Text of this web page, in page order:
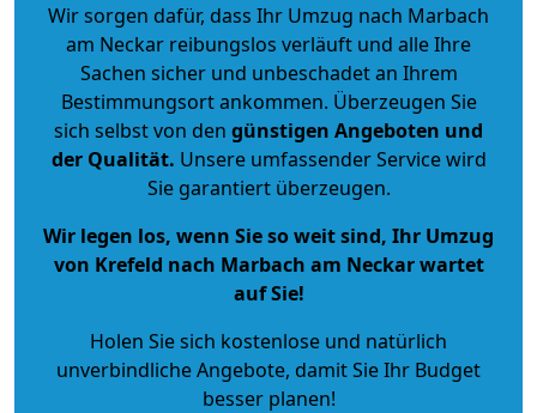
Wir sorgen dafür, dass Ihr Umzug nach Marbach
am Neckar reibungslos verläuft und alle Ihre
Sachen sicher und unbeschadet an Ihrem
Bestimmungsort ankommen. Überzeugen Sie
sich selbst von den günstigen Angeboten und
der Qualität. Unsere umfassender Service wird
Sie garantiert überzeugen.
Wir legen los, wenn Sie so weit sind, Ihr Umzug
von Krefeld nach Marbach am Neckar wartet
auf Sie!
Holen Sie sich kostenlose und natürlich
unverbindliche Angebote, damit Sie Ihr Budget
besser planen!